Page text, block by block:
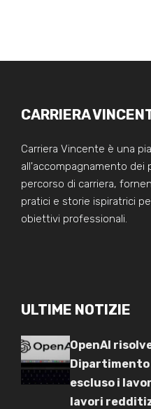
CARRIERA
Carriera Vincente è una
all'accompagnamento dei
percorso di carriera,
pratici e storie ispiratrici
obiettivi professionali.
ULTIME NOTIZIE
OpenAI
Dipartimento
escluso i
lavori